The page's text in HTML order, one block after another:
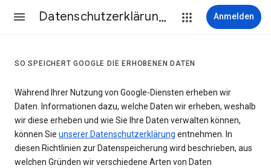
Datenschutzerklärung & Nutzungsbedingungen Anmelden
SO SPEICHERT GOOGLE DIE ERHOBENEN DATEN
Während Ihrer Nutzung von Google-Diensten erheben wir
Daten. Informationen dazu, welche Daten wir erheben, weshalb
wir diese erheben und wie Sie Ihre Daten verwalten können,
können Sie unserer Datenschutzerklärung entnehmen. In
diesen Richtlinien zur Datenspeicherung wird beschrieben, aus
welchen Gründen wir verschiedene Arten von Daten